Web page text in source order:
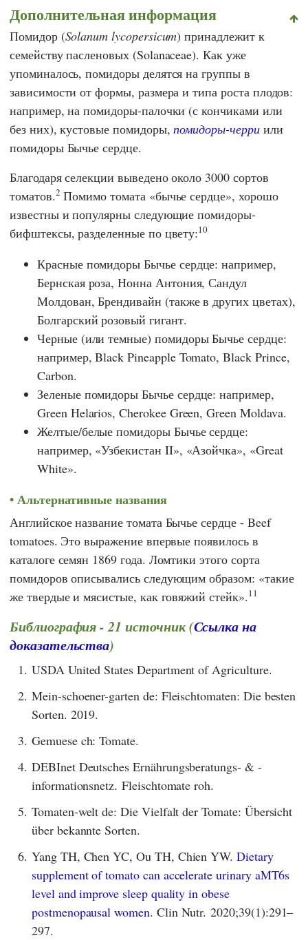
Дополнительная информация
Помидор (Solanum lycopersicum) принадлежит к
семейству пасленовых (Solanaceae). Как уже
упоминалось, помидоры делятся на группы в
зависимости от формы, размера и типа роста плодов:
например, на помидоры-палочки (с кончиками или
без них), кустовые помидоры,помидоры-черриили
помидоры Бычье сердце.
Благодаря селекции выведено около 3000 сортов
томатов.2 Помимо томата «бычье сердце», хорошо
известны и популярны следующие помидоры-
бифштексы, разделенные по цвету:10
Красные помидоры Бычье сердце: например,
Бернская роза, Нонна Антония, Сандул
Молдован, Брендивайн (также в других цветах),
Болгарский розовый гигант.
Черные (или темные) помидоры Бычье сердце:
например, Black Pineapple Tomato, Black Prince,
Carbon.
Зеленые помидоры Бычье сердце: например,
Green Helarios, Cherokee Green, Green Moldava.
Желтые/белые помидоры Бычье сердце:
например, «Узбекистан II», «Азойчка», «Great
White».
Альтернативные названия
Английское название томата Бычье сердце - Beef
tomatoes. Это выражение впервые появилось в
каталоге семян 1869 года. Ломтики этого сорта
помидоров описывались следующим образом: «такие
же твердые и мясистые, как говяжий стейк».11
Библиография - 21 источник (Ссылка на
доказательства)
1. USDA United States Department of Agriculture.
2. Mein-schoener-garten de: Fleischtomaten: Die besten
Sorten. 2019.
3. Gemuese ch: Tomate.
4. DEBInet Deutsches Ernährungsberatungs- & -
informationsnetz. Fleischtomate roh.
5. Tomaten-welt de: Die Vielfalt der Tomate: Übersicht
über bekannte Sorten.
6. Yang TH, Chen YC, Ou TH, Chien YW.Dietary
supplement of tomato can accelerate urinary aMT6s
level and improve sleep quality in obese
postmenopausal women. Clin Nutr. 2020;39(1):291–
297.